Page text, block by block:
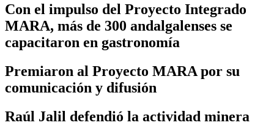
Con el impulso del Proyecto Integrado
MARA, más de 300 andalgalenses se
capacitaron en gastronomía
Premiaron al Proyecto MARA por su
comunicación y difusión
Raúl Jalil defendió la actividad minera